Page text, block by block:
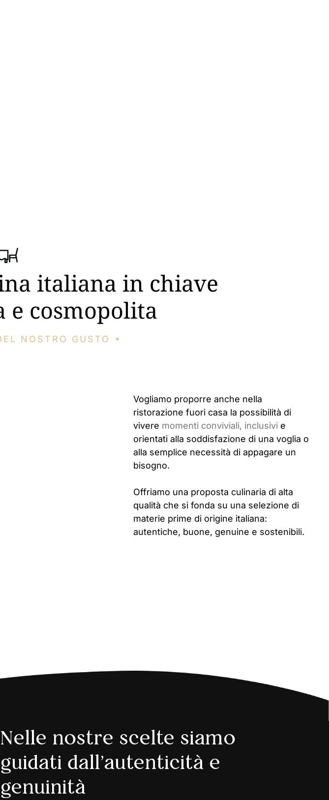
italiana in chiave
e cosmopolita
NOSTRO GUSTO
Vogliamo proporre anche nella
ristorazione fuori casa la possibilità di
vivere momenti conviviali, inclusivie
orientati alla soddisfazione di una voglia o
alla semplice necessità di appagare un
bisogno.
Offriamo una proposta culinaria di alta
qualità che si fonda su una selezione di
materie prime di origine italiana:
autentiche, buone, genuine e sostenibili.
Nelle nostre scelte siamo
guidati dall’autenticità e
genuinità